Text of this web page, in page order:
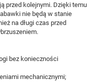
przed kolejnymi. Dzięki temu
nie będą w stanie
na długi czas przed
bez konieczności
mechanicznymi;